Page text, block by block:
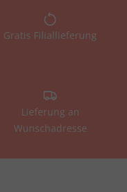
Gratis Filiallieferung
Lieferung an
Wunschadresse